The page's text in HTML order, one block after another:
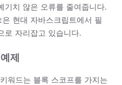
기치 않은 오류를 줄여줍니다.
은 현대 자바스크립트에서 필
로 자리잡고 있습니다.
제
키워드는 블록 스코프를 가지는